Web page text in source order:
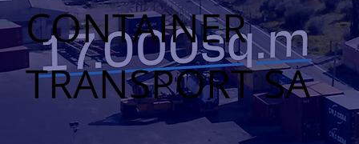
CONTAINER
TRANSPORT SA